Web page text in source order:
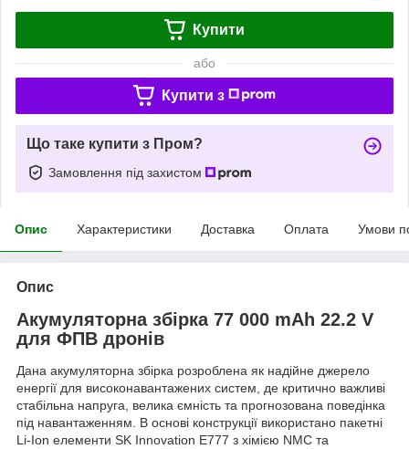
Купити
або
Купити з
Що таке купити з Пром?
Замовлення під захистом
Опис Характеристики Доставка Оплата Умови
Опис
Акумуляторна збірка 77 000 mAh 22.2 V
для ФПВ дронів
Дана акумуляторна збірка розроблена як надійне джерело
енергії для високонавантажених систем, де критично важливі
стабільна напруга, велика ємність та прогнозована поведінка
під навантаженням. В основі конструкції використано пакетні
Li-Ion елементи SK Innovation E777 з хімією NMC та